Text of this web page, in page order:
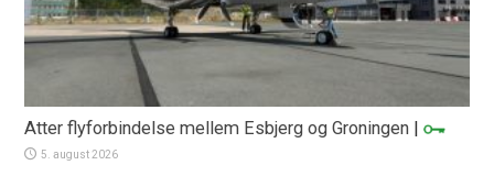
Atter flyforbindelse mellem Esbjerg og Groningen |
5. august 2026